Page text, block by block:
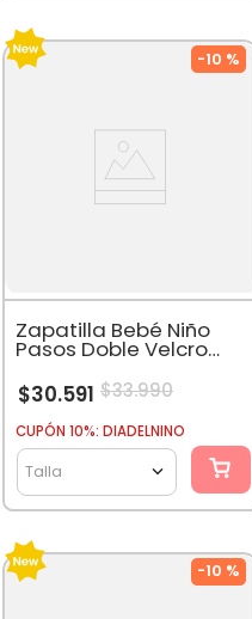
Zapatilla Bebé Niño
Pasos Doble Velcro
-10 %
$30.591 $33.990
CUPÓN 10%: DIADELNINO
Talla
-10 %